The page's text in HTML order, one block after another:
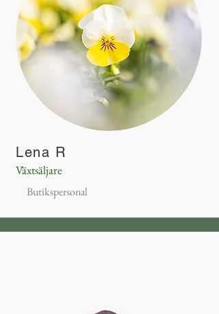
Lena R
Växtsäljare
Butikspersonal